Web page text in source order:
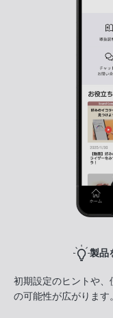
製品
初期設定のヒントや
の可能性が広がります。